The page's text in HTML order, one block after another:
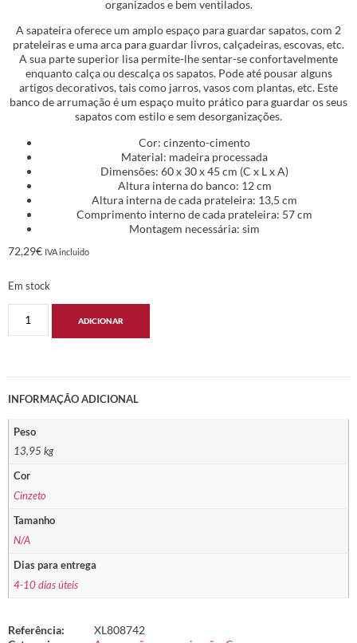
organizados e bem ventilados.
A sapateira oferece um amplo espaço para guardar sapatos, com 2
prateleiras e uma arca para guardar livros, calçadeiras, escovas, etc.
A sua parte superior lisa permite-lhe sentar-se confortavelmente
enquanto calça ou descalça os sapatos. Pode até pousar alguns
artigos decorativos, tais como jarros, vasos com plantas, etc. Este
banco de arrumação é um espaço muito prático para guardar os seus
sapatos com estilo e sem desorganizações.
Cor: cinzento-cimento
Material: madeira processada
Dimensões: 60 x 30 x 45 cm (C x L x A)
Altura interna do banco: 12 cm
Altura interna de cada prateleira: 13,5 cm
Comprimento interno de cada prateleira: 57 cm
Montagem necessária: sim
72,29€ IVA incluido
Em stock
ADICIONAR
INFORMAÇÃO ADICIONAL
Peso
13,95 kg
Cor
Cinzeto
Tamanho
N/A
Dias para entrega
4-10 dias úteis
Referência:
XL808742